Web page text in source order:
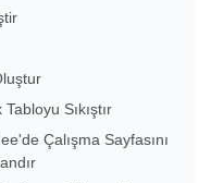
Sıkıştır
Çalışma Sayfasını